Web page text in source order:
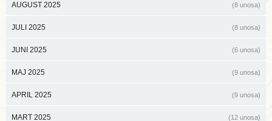
AUGUST 2025 (8 unosa)
JULI 2025 (8 unosa)
JUNI 2025 (6 unosa)
MAJ 2025 (9 unosa)
APRIL 2025 (9 unosa)
MART 2025 (12 unosa)